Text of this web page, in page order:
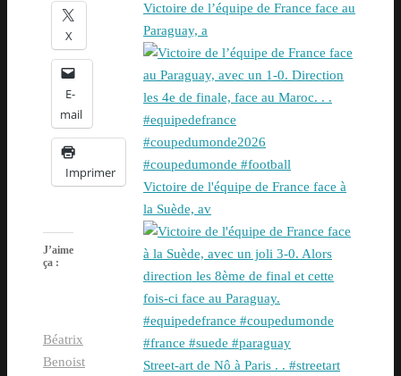
X
E-
mail
Imprimer
J’aime
ça :
Béatrix
Benoist
Victoire de l’équipe de France face au
Paraguay, a
Victoire de l'équipe de France face à
la Suède, av
Street-art de Nô à Paris . . #streetart